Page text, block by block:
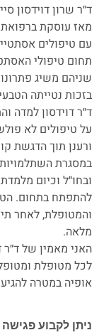
מאז עוסקת
עם טיפולים
תחום טיפולי
שניהם משיג
בזכות נטייתה
ד״ר דוידסון למדה
על טיפולים לא
ורענן תוך הדגשת
במסגרת
ובחו״ל וכיום
להתפתח בתחום.
והמטופלת, לאחר
מלאה.
האני מאמין של ד״ר
לכל מטופלת
אופיה במטרה
ניתן לקבוע